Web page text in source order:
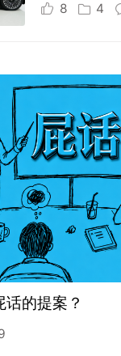
8 4
的提案？